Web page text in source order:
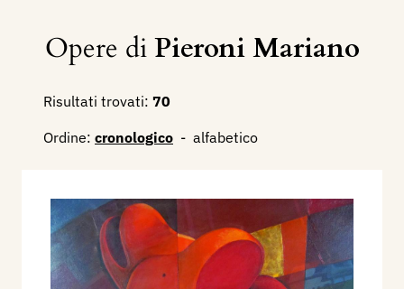
Opere diPieroni Mariano
Risultati trovati: 70
Ordine: cronologico - alfabetico